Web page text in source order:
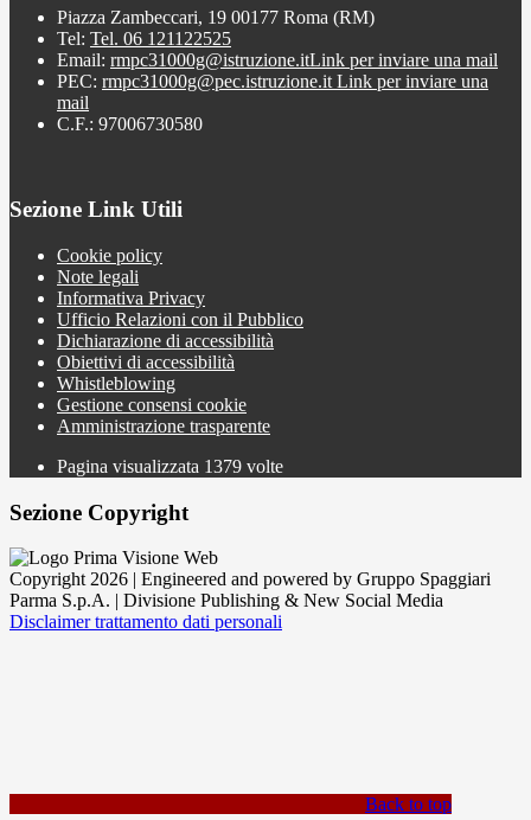
Piazza Zambeccari, 19 00177 Roma (RM)
Tel: Tel. 06 121122525
Email: rmpc31000g@istruzione.itLink per inviare una mail
PEC: rmpc31000g@pec.istruzione.it Link per inviare una
mail
C.F.: 97006730580
Sezione Link Utili
Cookie policy
Note legali
Informativa Privacy
Ufficio Relazioni con il Pubblico
Dichiarazione di accessibilità
Obiettivi di accessibilità
Whistleblowing
Gestione consensi cookie
Amministrazione trasparente
Pagina visualizzata 1379 volte
Sezione Copyright
Copyright 2026 | Engineered and powered by Gruppo Spaggiari
Parma S.p.A. | Divisione Publishing & New Social Media
Disclaimer trattamento dati personali
Back to top